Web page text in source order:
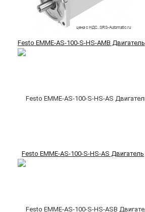
Festo EMME-AS-100-S-HS-AMB Двигатель
Festo EMME-AS-100-S-HS-AS Двигатель